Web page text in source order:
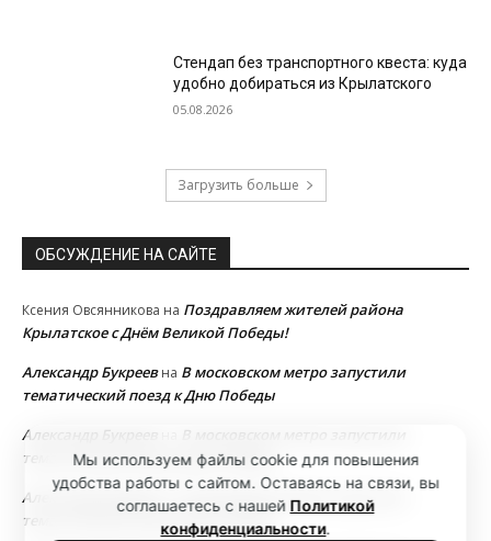
Стендап без транспортного квеста: куда
удобно добираться из Крылатского
05.08.2026
Загрузить больше
ОБСУЖДЕНИЕ НА САЙТЕ
Ксения Овсянникова на Поздравляем жителей района
Крылатское с Днём Великой Победы!
Александр Букреевна В московском метро запустили
тематический поезд к Дню Победы
Александр Букреев
В московском метро запустили
тематический поезд к Дню Победы
Александр Букреев
В московском метро запустили
тематический поезд к Дню Победы
Мы используем файлы cookie для повышения
удобства работы с сайтом. Оставаясь на связи, вы
соглашаетесь с нашей Политикой
конфиденциальности.